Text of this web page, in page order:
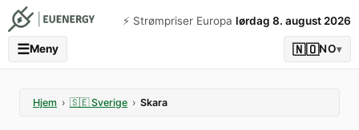
⚡️ Strømpriser Europa lørdag 8. august 2026
☰Meny 🇳🇴NO▾
Hjem › 🇸🇪 Sverige › Skara